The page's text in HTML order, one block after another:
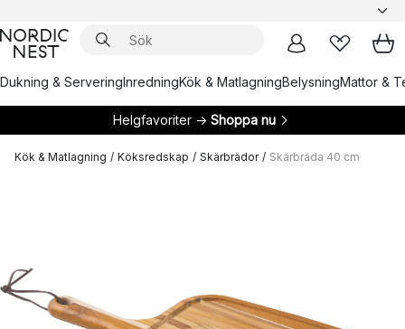
Dukning & ServeringInredningKök & MatlagningBelysningMattor &
Helgfavoriter → Shoppa nu
Kök & Matlagning / Köksredskap / Skärbrädor / Skärbräda 40 cm